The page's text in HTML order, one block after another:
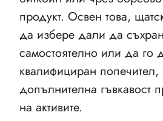
продукт. Освен това,
да избере дали да
самостоятелно или да го
квалифициран попечител,
допълнителна гъвкавост
на активите.